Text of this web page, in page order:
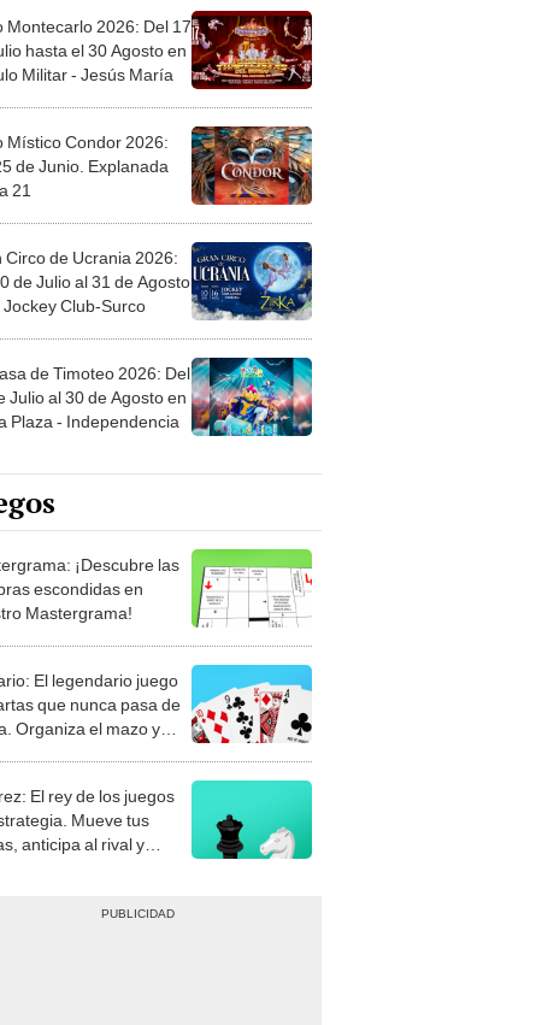
Montecarlo 2026: Del 17
hasta el 30 Agosto en
Militar - Jesús María
Místico Condor 2026:
de Junio. Explanada
21
Circo de Ucrania 2026:
de Julio al 31 de Agosto
Jockey Club-Surco
de Timoteo 2026: Del
Julio al 30 de Agosto en
Plaza - Independencia
¡Descubre las
escondidas en
Mastergrama!
El legendario juego
que nunca pasa de
Organiza el mazo y
El rey de los juegos
Mueve tus
anticipa al rival y